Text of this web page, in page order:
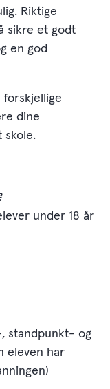
Riktige
sikre et godt
en god
forskjellige
dine
skole.
under 18 år
standpunkt- og
eleven har